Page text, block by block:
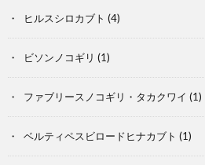
ヒルスシロカブト (4)
ビソンノコギリ (1)
ファブリースノコギリ・タカクワイ (1)
ベルティペスビロードヒナカブト (1)